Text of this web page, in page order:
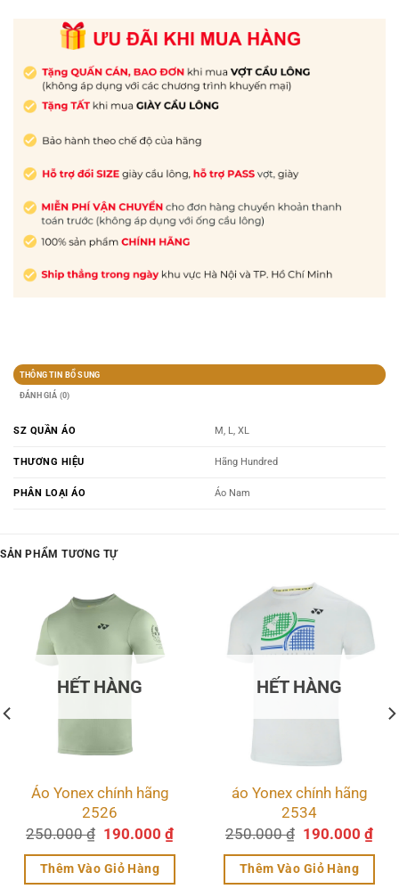
THÔNG TIN BỔ SUNG
ĐÁNH GIÁ (0)
SZ QUẦN ÁO M, L, XL
THƯƠNG HIỆU Hãng Hundred
PHÂN LOẠI ÁO Áo Nam
SẢN PHẨM TƯƠNG TỰ
HẾT HÀNG
Áo Yonex chính hãng
2526
250.000₫ Giá
là:
250.000 ₫.
190.000₫Giá
là:
Thêm Vào Giỏ Hàng
HẾT HÀNG
áo Yonex chính hãng
2534
250.000₫ Giá
là:
250.000 ₫.
190.000₫Giá
là:
Thêm Vào Giỏ Hàng